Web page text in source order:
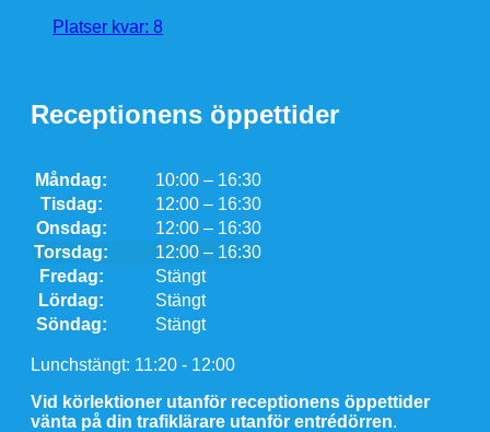
Platser kvar: 8
Receptionens öppettider
Måndag:
10:00 – 16:30
Tisdag:
12:00 – 16:30
Onsdag:
12:00 – 16:30
Torsdag:
12:00 – 16:30
Fredag:
Stängt
Lördag:
Stängt
Söndag:
Stängt
Lunchstängt: 11:20 - 12:00
Vid körlektioner utanför receptionens öppettider
vänta på din trafiklärare utanför entrédörren.